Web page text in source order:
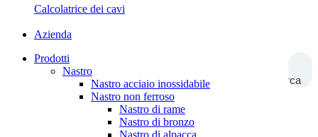
Calcolatrice dei cavi
Azienda
Ricerca
Prodotti
Nastro
Nastro acciaio inossidabile
Nastro non ferroso
Nastro di rame
Nastro di bronzo
Nastro di alpacca